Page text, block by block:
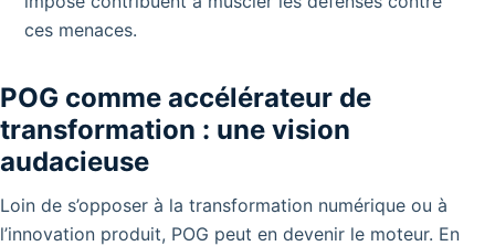
ces menaces.
POG comme accélérateur de
transformation : une vision
audacieuse
Loin de s’opposer à la transformation numérique ou à
l’innovation produit, POG peut en devenir le moteur. En